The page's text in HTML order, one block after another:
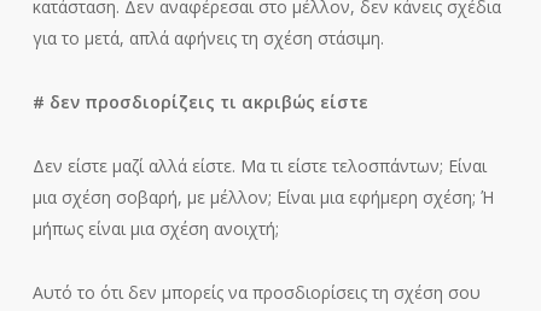
κατάσταση. Δεν αναφέρεσαι στο μέλλον, δεν κάνεις σχέδια
για το μετά, απλά αφήνεις τη σχέση στάσιμη.
# δεν προσδιορίζεις τι ακριβώς είστε
Δεν είστε μαζί αλλά είστε. Mα τι είστε τελοσπάντων; Είναι
μια σχέση σοβαρή, με μέλλον; Είναι μια εφήμερη σχέση; Ή
μήπως είναι μια σχέση ανοιχτή;
Αυτό το ότι δεν μπορείς να προσδιορίσεις τη σχέση σου